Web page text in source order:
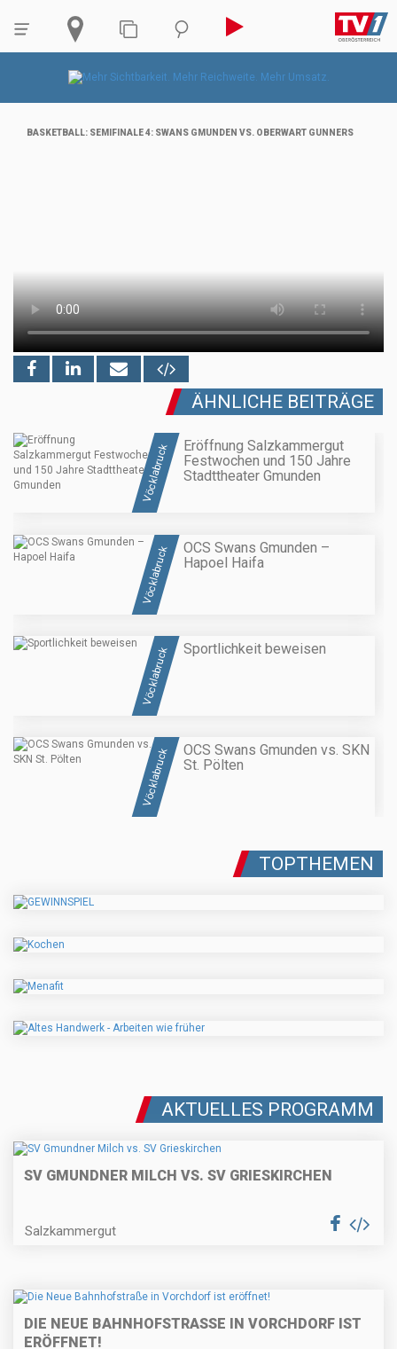
BASKETBALL: SEMIFINALE 4: SWANS GMUNDEN VS. OBERWART GUNNERS
ÄHNLICHE BEITRÄGE
Vöcklabruck
Eröffnung Salzkammergut
Festwochen und 150 Jahre
Stadttheater Gmunden
Vöcklabruck
OCS Swans Gmunden –
Hapoel Haifa
Vöcklabruck Sportlichkeit beweisen
Vöcklabruck
OCS Swans Gmunden vs. SKN
St. Pölten
TOPTHEMEN
AKTUELLES PROGRAMM
SV GMUNDNER MILCH VS. SV GRIESKIRCHEN
Salzkammergut
DIE NEUE BAHNHOFSTRASSE IN VORCHDORF IST E
RÖFFNET!